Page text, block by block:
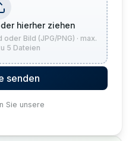
hierher ziehen
Bild (JPG/PNG) · max.
5 Dateien
senden
Sie unsere